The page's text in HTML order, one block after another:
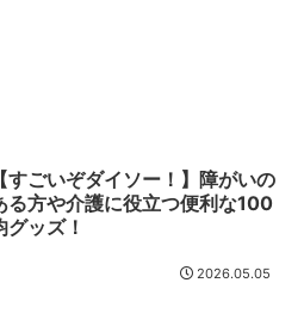
【すごいぞダイソー！】障がいの
る方や介護に役立つ便利な100
グッズ！
2026.05.05